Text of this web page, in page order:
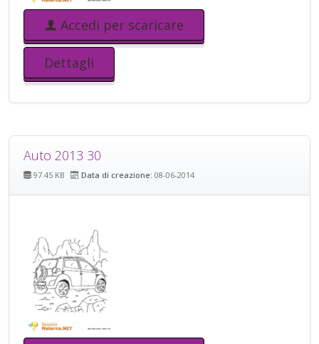
Accedi per scaricare
Dettagli
Auto 2013 30
97.45 KB Data di creazione: 08-06-2014